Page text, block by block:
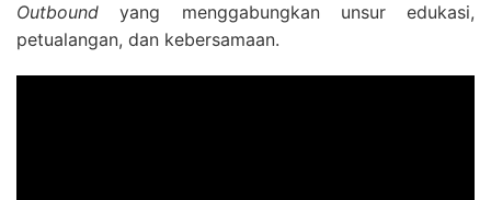
Outbound yang menggabungkan unsur edukasi,
petualangan, dan kebersamaan.